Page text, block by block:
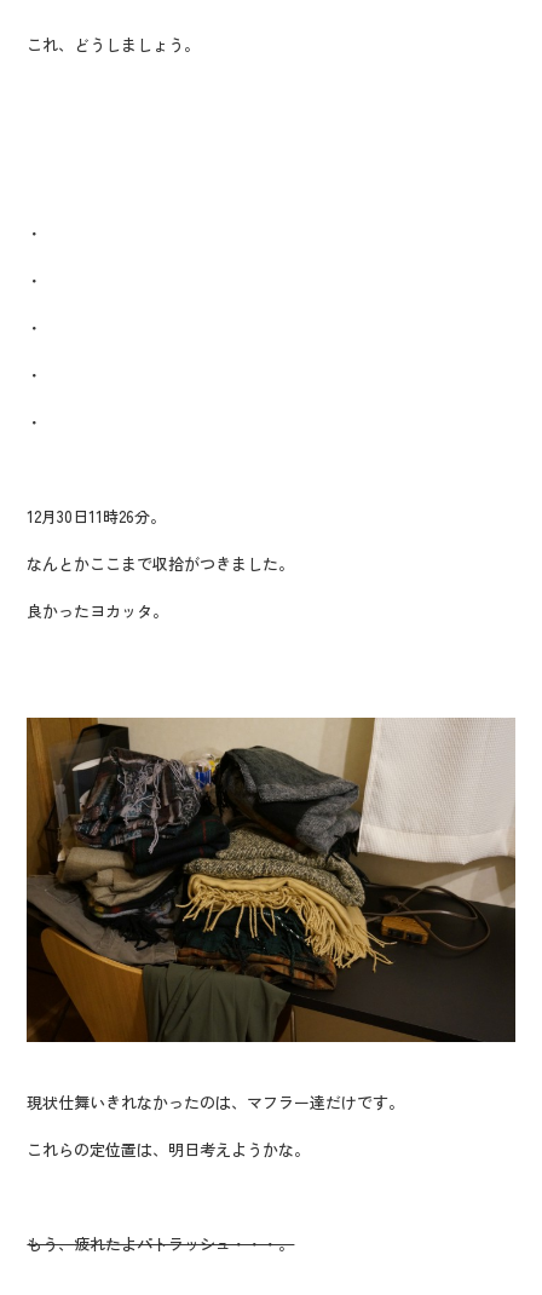
これ、どうしましょう。
・
・
・
・
・
12月30日11時26分。
なんとかここまで収拾がつきました。
良かったヨカッタ。
現状仕舞いきれなかったのは、マフラー達だけです。
これらの定位置は、明日考えようかな。
もう、疲れたよパトラッシュ・・・。